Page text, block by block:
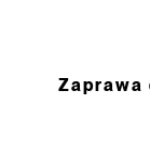
Zaprawa